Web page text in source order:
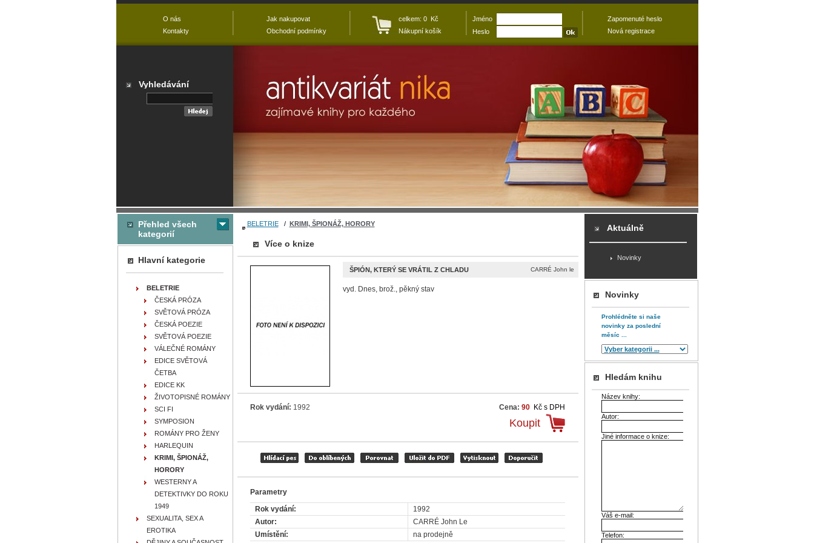
BELETRIE/ KRIMI, ŠPIONÁŽ, HORORY
Více o knize
ŠPIÓN, KTERÝ SE VRÁTIL Z CHLADU CARRÉ John le
vyd. Dnes, brož., pěkný stav
Rok vydání: 1992 Cena: 90 Kč s DPH
Koupit
Parametry
Rok vydání:
1992
Autor:
CARRÉ John Le
Umístění:
na prodejně
Přehled všech
kategorií
Hlavní kategorie
BELETRIE
ČESKÁ PRÓZA
SVĚTOVÁ PRÓZA
ČESKÁ POEZIE
SVĚTOVÁ POEZIE
VÁLEČNÉ ROMÁNY
EDICE SVĚTOVÁ
ČETBA
EDICE KK
ŽIVOTOPISNÉ ROMÁNY
SCI FI
SYMPOSION
ROMÁNY PRO ŽENY
HARLEQUIN
KRIMI, ŠPIONÁŽ,
HORORY
WESTERNY A
DETEKTIVKY DO ROKU
1949
SEXUALITA, SEX A
EROTIKA
Aktuálně
Novinky
Novinky
Prohlédněte si naše
novinky za poslední
měsíc ...
Hledám knihu
Název knihy:
Autor:
Jiné informace o knize:
Váš e-mail:
Telefon:
O nás
Kontakty
Jak nakupovat
Obchodní podmínky
celkem: 0 Kč
Nákupní košík
Jméno
Heslo
Zapomenuté heslo
Nová registrace
Vyhledávání